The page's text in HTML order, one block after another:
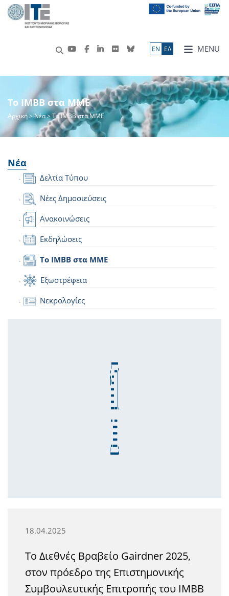
MENU
ΕN ΕΛ
Το IMBB στα ΜΜΕ
Αρχική>Νέα> Το IMBB στα ΜΜΕ
Νέα
Δελτία Τύπου
Νέες Δημοσιεύσεις
Ανακοινώσεις
Εκδηλώσεις
Το IMBB στα ΜΜΕ
Εξωστρέφεια
Νεκρολογίες
18.04.2025
Το Διεθνές Βραβείο Gairdner 2025,
στον πρόεδρο της Επιστημονικής
Συμβουλευτικής Επιτροπής του ΙΜΒΒ